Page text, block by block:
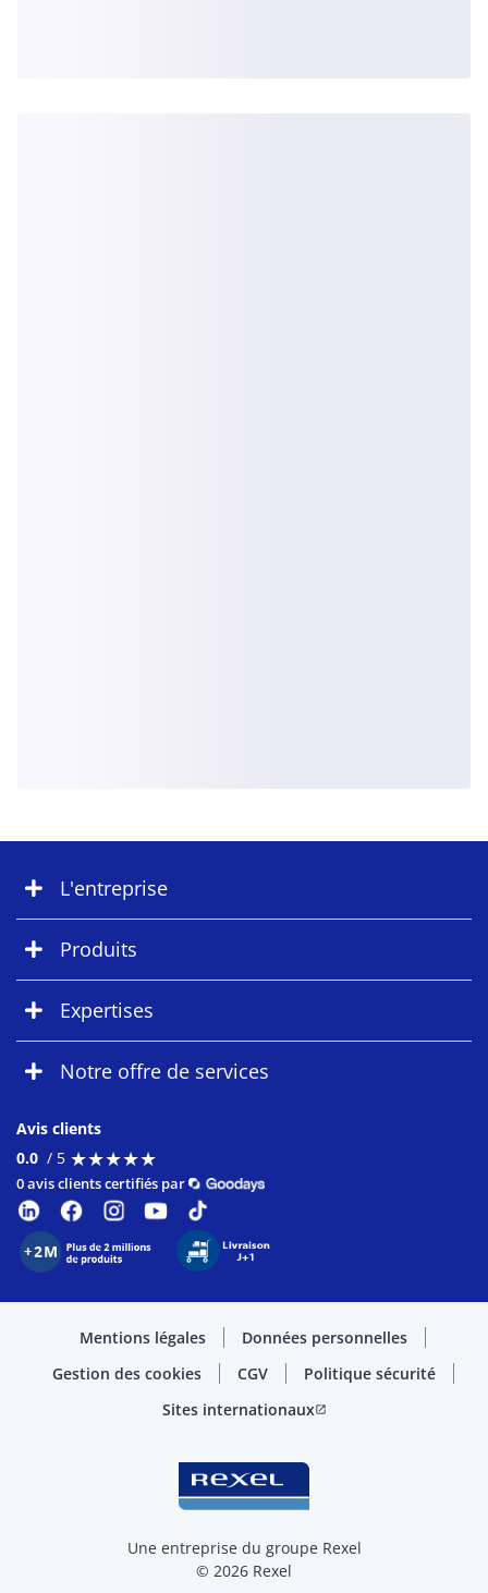
L'entreprise
Produits
Expertises
Notre offre de services
Avis clients
0.0 / 5 ★★★★★
★★★★★
0 avis clients certifiés par
Mentions légales
Données personnelles
Gestion des cookies
CGV
Politique sécurité
Sites internationauxopen_in_new
Une entreprise du groupe Rexel
© 2026 Rexel